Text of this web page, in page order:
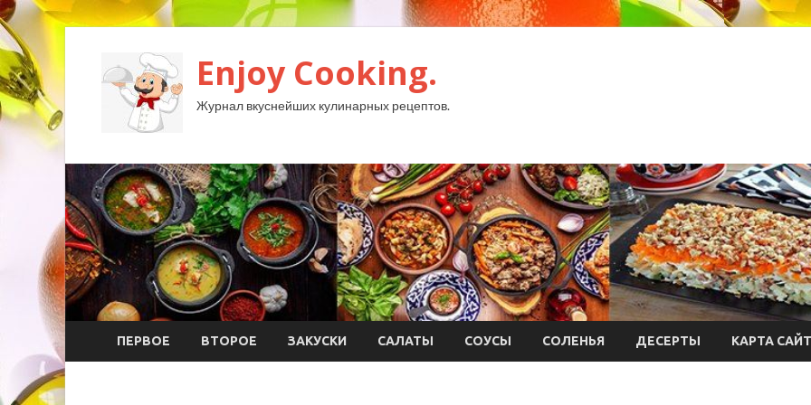
Enjoy Cooking.
Журнал вкуснейших кулинарных рецептов.
ПЕРВОЕ ВТОРОЕ ЗАКУСКИ САЛАТЫ СОУСЫ СОЛЕНЬЯ ДЕСЕРТЫ КАРТА